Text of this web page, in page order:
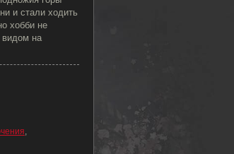
и стали ходить
хобби не
видом на
,